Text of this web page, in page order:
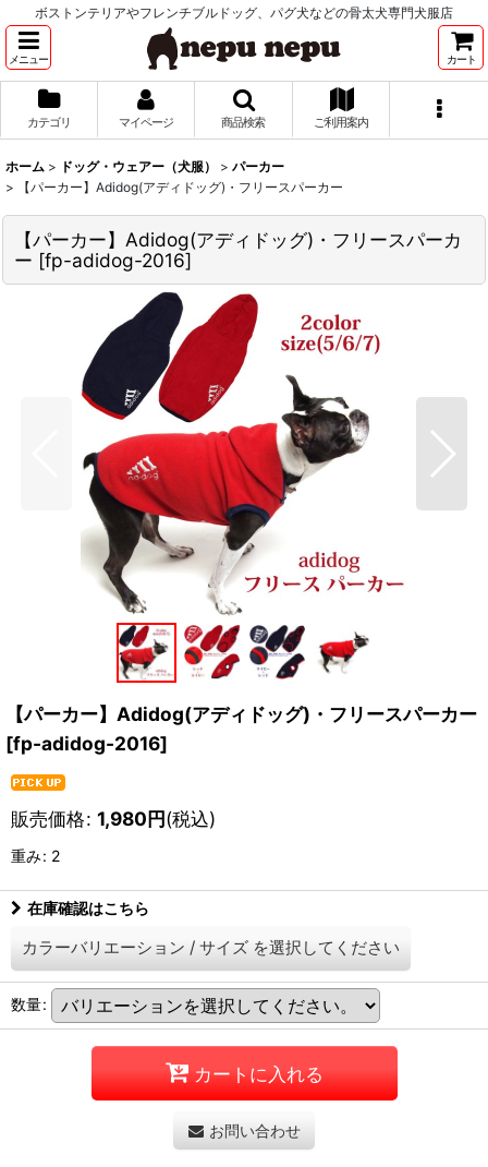
ボストンテリアやフレンチブルドッグ、パグ犬などの骨太犬専門犬服店
メニュー カート
カテゴリ マイページ 商品検索 ご利用案内
ホーム > ドッグ・ウェアー（犬服） > パーカー
>
【パーカー】Adidog(アディドッグ)・フリースパーカー
【パーカー】Adidog(アディドッグ)・フリースパーカ
ー [fp-adidog-2016]
【パーカー】Adidog(アディドッグ)・フリースパーカー
[fp-adidog-2016]
販売価格: 1,980円(税込)
重み: 2
在庫確認はこちら
カラーバリエーション / サイズ を選択してください
数量:
カートに入れる
お問い合わせ